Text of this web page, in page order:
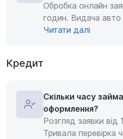
Обробка онлайн
годин. Видача авто
Читати далі
Кредит
Скільки часу
оформлення?
Розгляд заявки від
Тривала перевірка